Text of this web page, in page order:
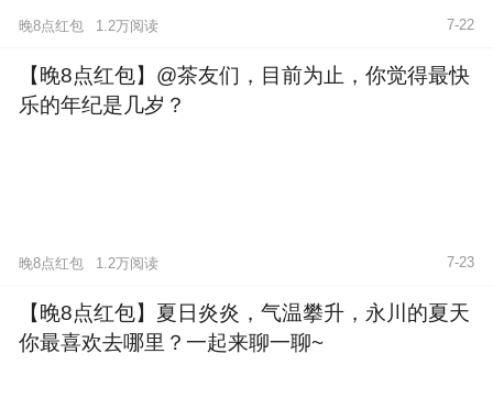
晚8点红包 1.2万阅读 7-22
【晚8点红包】@茶友们，目前为止，你觉得最快
乐的年纪是几岁？
晚8点红包 1.2万阅读 7-23
【晚8点红包】夏日炎炎，气温攀升，永川的夏天
你最喜欢去哪里？一起来聊一聊~